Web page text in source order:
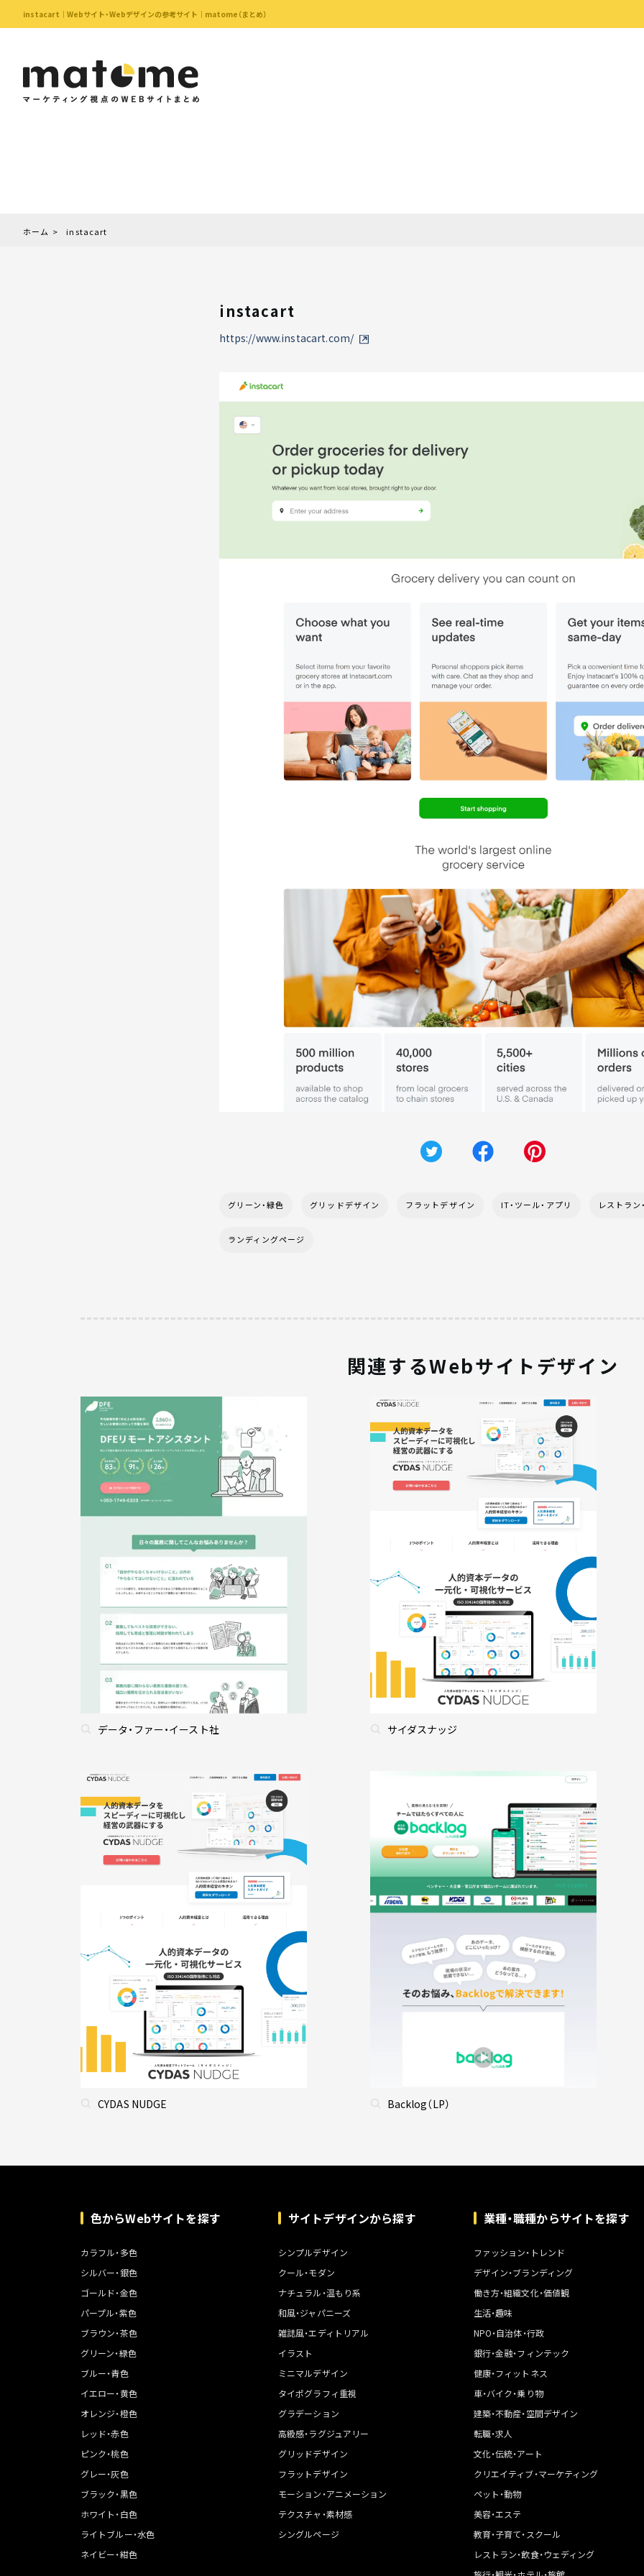
instacart｜Webサイト・Webデザインの参考サイト｜matome（まとめ）
ホーム instacart
instacart
https://www.instacart.com/
グリーン・緑色 グリッドデザイン フラットデザイン IT・ツール・アプリ レストラン
ランディングページ
関連するWebサイトデザイン
データ・ファー・イースト社 サイダスナッジ
CYDAS NUDGE Backlog（LP）
色からWebサイトを探す
カラフル・多色
シルバー・銀色
ゴールド・金色
パープル・紫色
ブラウン・茶色
グリーン・緑色
ブルー・青色
イエロー・黄色
オレンジ・橙色
レッド・赤色
ピンク・桃色
グレー・灰色
ブラック・黒色
ホワイト・白色
ライトブルー・水色
ネイビー・紺色
サイトデザインから探す
シンプルデザイン
クール・モダン
ナチュラル・温もり系
和風・ジャパニーズ
雑誌風・エディトリアル
イラスト
ミニマルデザイン
タイポグラフィ重視
グラデーション
高級感・ラグジュアリー
グリッドデザイン
フラットデザイン
モーション・アニメーション
テクスチャ・素材感
シングルページ
業種・職種からサイトを探す
ファッション・トレンド
デザイン・ブランディング
働き方・組織文化・価値観
生活・趣味
NPO・自治体・行政
銀行・金融・フィンテック
健康・フィットネス
車・バイク・乗り物
建築・不動産・空間デザイン
転職・求人
文化・伝統・アート
クリエイティブ・マーケティング
ペット・動物
美容・エステ
教育・子育て・スクール
レストラン・飲食・ウェディング